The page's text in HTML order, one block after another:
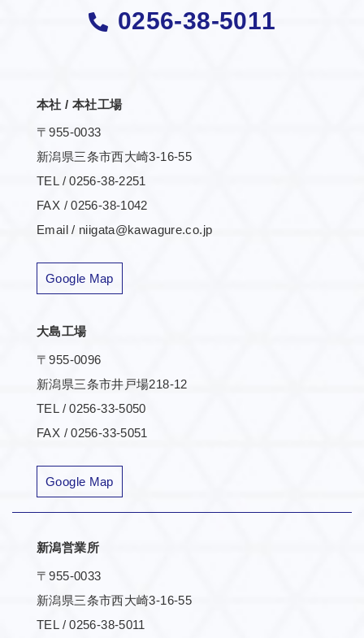
0256-38-5011
本社 / 本社工場
〒955-0033
新潟県三条市西大崎3-16-55
TEL / 0256-38-2251
FAX / 0256-38-1042
Email / niigata@kawagure.co.jp
Google Map
大島工場
〒955-0096
新潟県三条市井戸場218-12
TEL / 0256-33-5050
FAX / 0256-33-5051
Google Map
新潟営業所
〒955-0033
新潟県三条市西大崎3-16-55
TEL / 0256-38-5011